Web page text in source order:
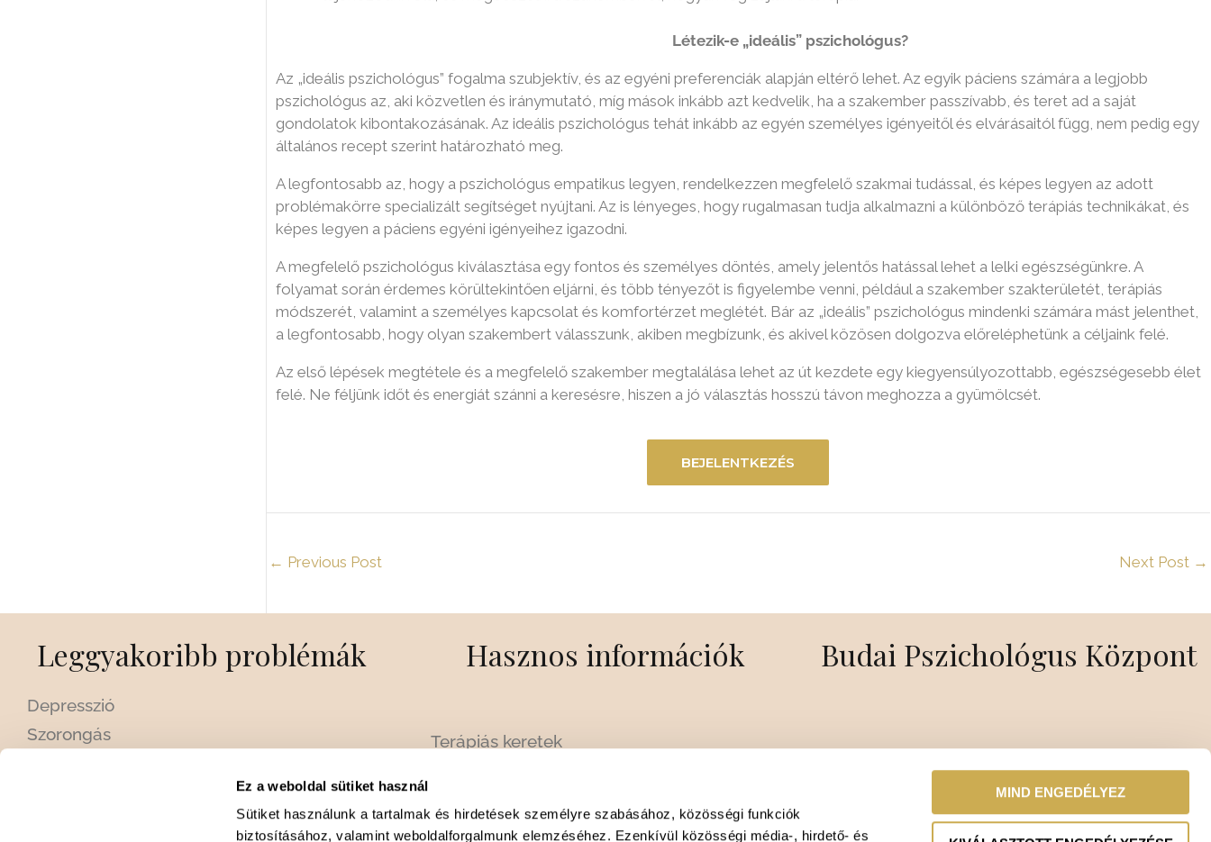
Ez a weboldal sütiket használ
Sütiket használunk a tartalmak és hirdetések személyre szabásához, közösségi funkciók
biztosításához, valamint weboldalforgalmunk elemzéséhez. Ezenkívül közösségi média-, hirdető- és
MIND ENGEDÉLYEZ
Létezik-e „ideális” pszichológus?
Az „ideális pszichológus” fogalma szubjektív, és az egyéni preferenciák alapján eltérő lehet. Az egyik páciens számára a legjobb
pszichológus az, aki közvetlen és iránymutató, míg mások inkább azt kedvelik, ha a szakember passzívabb, és teret ad a saját
gondolatok kibontakozásának. Az ideális pszichológus tehát inkább az egyén személyes igényeitől és elvárásaitól függ, nem pedig egy
általános recept szerint határozható meg.
A legfontosabb az, hogy a pszichológus empatikus legyen, rendelkezzen megfelelő szakmai tudással, és képes legyen az adott
problémakörre specializált segítséget nyújtani. Az is lényeges, hogy rugalmasan tudja alkalmazni a különböző terápiás technikákat, és
képes legyen a páciens egyéni igényeihez igazodni.
A megfelelő pszichológus kiválasztása egy fontos és személyes döntés, amely jelentős hatással lehet a lelki egészségünkre. A
folyamat során érdemes körültekintően eljárni, és több tényezőt is figyelembe venni, például a szakember szakterületét, terápiás
módszerét, valamint a személyes kapcsolat és komfortérzet meglétét. Bár az „ideális” pszichológus mindenki számára mást jelenthet,
a legfontosabb, hogy olyan szakembert válasszunk, akiben megbízunk, és akivel közösen dolgozva előreléphetünk a céljaink felé.
Az első lépések megtétele és a megfelelő szakember megtalálása lehet az út kezdete egy kiegyensúlyozottabb, egészségesebb élet
felé. Ne féljünk időt és energiát szánni a keresésre, hiszen a jó választás hosszú távon meghozza a gyümölcsét.
BEJELENTKEZÉS
← Previous Post Next Post →
Leggyakoribb problémák
Depresszió
Szorongás
Párkapcsolati problémák és szingliség
Hasznos információk
Terápiás keretek
Kollégák
Budai Pszichológus Központ